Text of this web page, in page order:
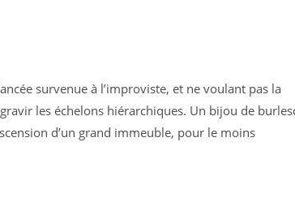
survenue à l’improviste, et ne voulant pas la
les échelons hiérarchiques. Un bijou de
d’un grand immeuble, pour le moins